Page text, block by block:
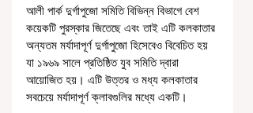
আলী পার্ক দুর্গাপুজো সমিতি বিভিন্ন বিভাগে বেশ
কয়েকটি পুরস্কার জিতেছে এবং তাই এটি কলকাতার
অন্যতম মর্যাদাপূর্ণ দুর্গাপুজো হিসেবেও বিবেচিত হয়
যা ১৯৬৯ সালে প্রতিষ্ঠিত যুব সমিতি দ্বারা
আয়োজিত হয়। এটি উত্তর ও মধ্য কলকাতার
সবচেয়ে মর্যাদাপূর্ণ ক্লাবগুলির মধ্যে একটি।